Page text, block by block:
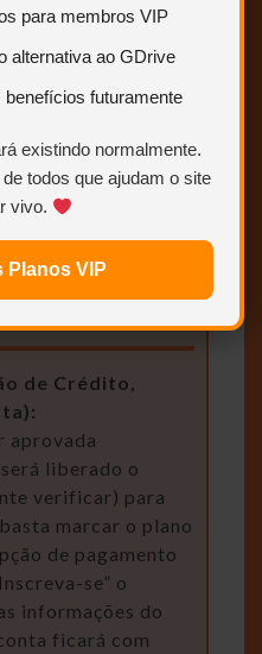
para membros VIP
alternativa ao GDrive
futuramente
existindo normalmente.
todos que ajudam o site
vivo.
Planos VIP
a ativação da
marcar a opção
do
pagar, o
nosso site e a
de Crédito,
aprovada
liberado o
verificar) para
marcar o plano
de pagamento
se” o
informações do
ficará com